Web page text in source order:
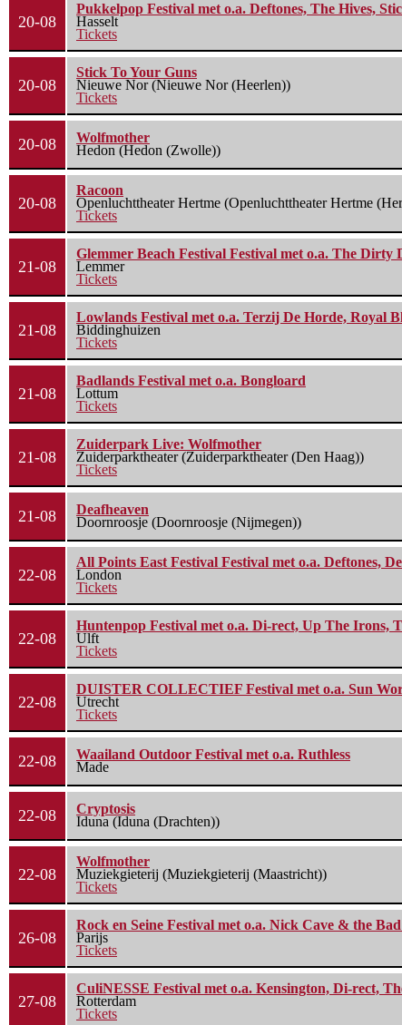
20-08
Pukkelpop Festival met o.a. Deftones, The Hives,
Hasselt
Tickets
20-08
Stick To Your Guns
Nieuwe Nor (Nieuwe Nor (Heerlen))
Tickets
20-08
Wolfmother
Hedon (Hedon (Zwolle))
20-08
Racoon
Openluchttheater Hertme (Openluchttheater Hertme
Tickets
21-08
Glemmer Beach Festival Festival met o.a. The Dirty
Lemmer
Tickets
21-08
Lowlands Festival met o.a. Terzij De Horde, Royal
Biddinghuizen
Tickets
21-08
Badlands Festival met o.a. Bongloard
Lottum
Tickets
21-08
Zuiderpark Live: Wolfmother
Zuiderparktheater (Zuiderparktheater (Den Haag))
Tickets
21-08
Deafheaven
Doornroosje (Doornroosje (Nijmegen))
22-08
All Points East Festival Festival met o.a. Deftones,
London
Tickets
22-08
Huntenpop Festival met o.a. Di-rect, Up The Irons,
Ulft
Tickets
22-08
DUISTER COLLECTIEF Festival met o.a. Sun
Utrecht
Tickets
22-08
Waailand Outdoor Festival met o.a. Ruthless
Made
22-08
Cryptosis
Iduna (Iduna (Drachten))
22-08
Wolfmother
Muziekgieterij (Muziekgieterij (Maastricht))
Tickets
26-08
Rock en Seine Festival met o.a. Nick Cave & the
Parijs
Tickets
27-08
CuliNESSE Festival met o.a. Kensington, Di-rect,
Rotterdam
Tickets